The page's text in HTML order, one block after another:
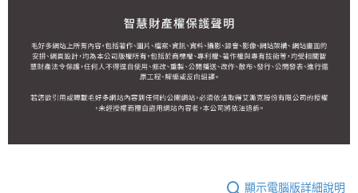
顯示電腦版詳細說明